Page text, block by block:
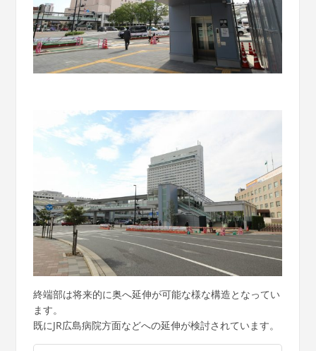
終端部は将来的に奥へ延伸が可能な様な構造となってい
ます。
既にJR広島病院方面などへの延伸が検討されています。